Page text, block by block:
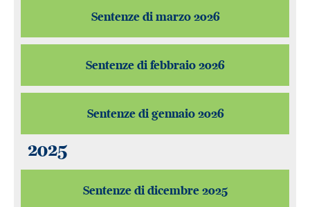
Sentenze di marzo 2026
Sentenze di febbraio 2026
Sentenze di gennaio 2026
2025
Sentenze di dicembre 2025